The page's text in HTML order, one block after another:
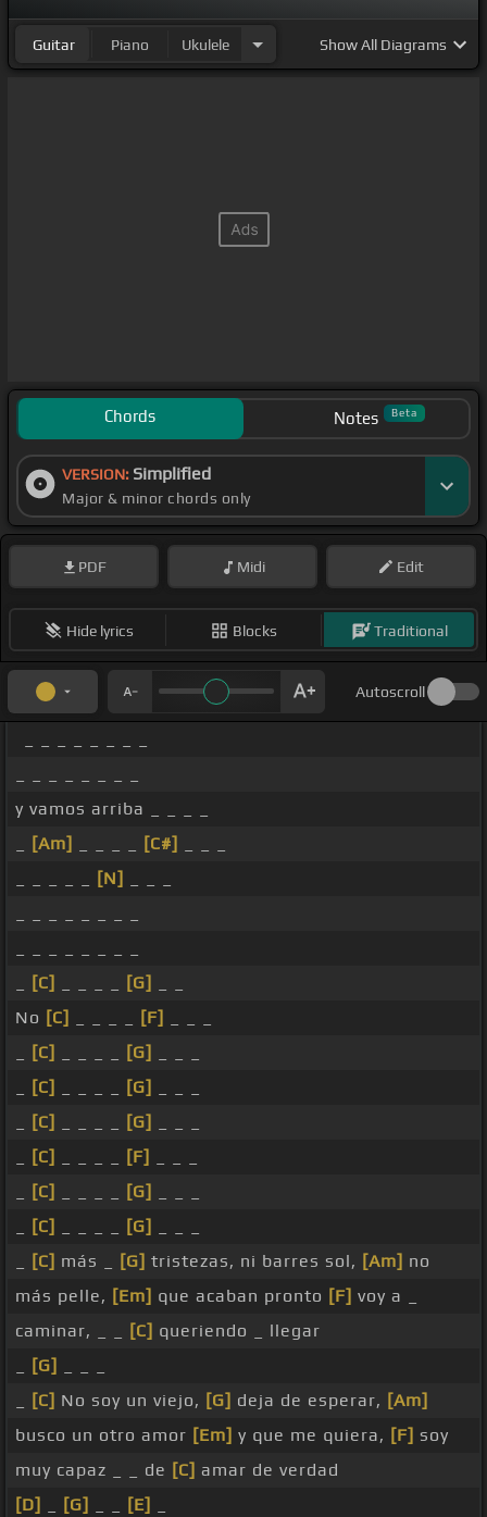
Guitar Piano Ukulele ShowAll Diagrams
Chords Notes Beta
VERSION: Simplified
Major & minor chords only
PDF Midi Edit
Hide lyrics Blocks Traditional
Autoscroll
y vamos arriba _ _ _ _
[Am] [C#]
[N]
[C] [G]
No [C] [F]
[C] [G]
[C] [G]
[C] [G]
[C] [F]
[C] [G]
[C] [G]
[C] más _ [G] tristezas, ni barres sol, [Am] no
más pelle, [Em] que acaban pronto [F] voy a _
caminar, _ _
[C] queriendo _ llegar
[G]
[C] No soy un viejo, [G] deja de esperar, [Am]
busco un otro amor [Em] y que me quiera, [F] soy
muy capaz _ _ de [C] amar de verdad
[D]
[G] [E]